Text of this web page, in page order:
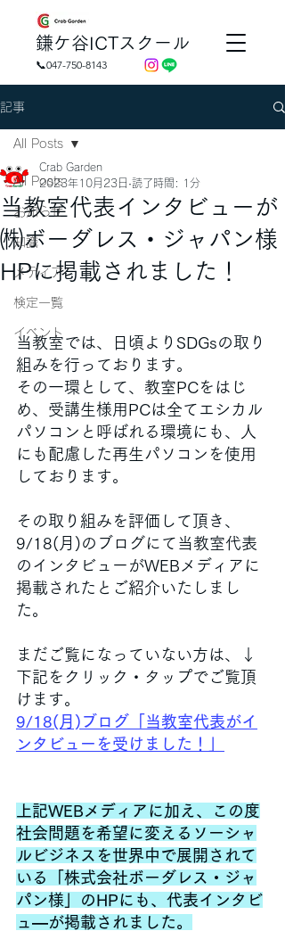
​鎌ケ谷ICTスクール
📞047-750-8143
記事
All Posts
お知らせ
知識
メディア
検定一覧
イベント
All Posts
当教室代表インタビューが
㈱ボーダレス・ジャパン様
HPに掲載されました！
Crab Garden
2023年10月23日 読了時間: 1分
当教室では、日頃よりSDGsの取り
組みを行っております。
その一環として、教室PCをはじ
め、受講生様用PCは全てエシカル
パソコンと呼ばれる環境にも、人
にも配慮した再生パソコンを使用
しております。
その取り組みを評価して頂き、
9/18(月)のブログにて当教室代表
のインタビューがWEBメディアに
掲載されたとご紹介いたしまし
た。
まだご覧になっていない方は、↓
下記をクリック・タップでご覧頂
けます。
9/18(月)ブログ「当教室代表がイ
ンタビューを受けました！」
上記WEBメディアに加え、この度
社会問題を希望に変えるソーシャ
ルビジネスを世界中で展開されて
いる「株式会社ボーダレス・ジャ
パン様」のHPにも、代表インタビ
ュ―が掲載されました。